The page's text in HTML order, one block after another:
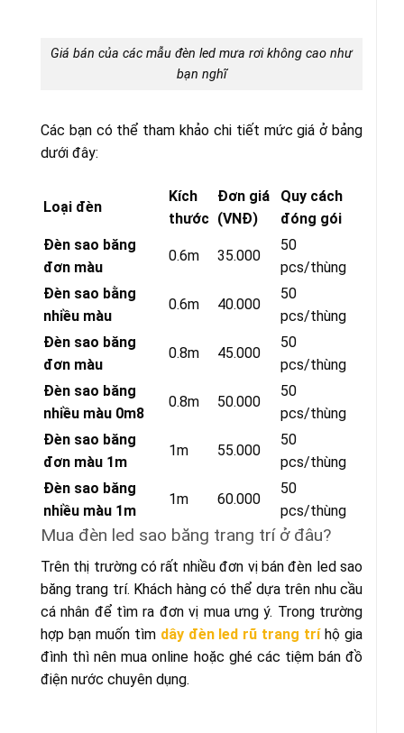
Giá bán của các mẫu đèn led mưa rơi không cao như
bạn nghĩ
Các bạn có thể tham khảo chi tiết mức giá ở bảng
dưới đây:
Loại đèn
Kích
thước
Đơn giá
(VNĐ)
Quy cách
đóng gói
Đèn sao băng
đơn màu
0.6m 35.000
50
pcs/thùng
Đèn sao bằng
nhiều màu
0.6m 40.000
50
pcs/thùng
Đèn sao băng
đơn màu
0.8m 45.000
50
pcs/thùng
Đèn sao băng
nhiều màu 0m8
0.8m 50.000
50
pcs/thùng
Đèn sao băng
đơn màu 1m
1m 55.000
50
pcs/thùng
Đèn sao băng
nhiều màu 1m
1m 60.000
50
pcs/thùng
Mua đèn led sao băng trang trí ở đâu?
Trên thị trường có rất nhiều đơn vị bán đèn led sao
băng trang trí. Khách hàng có thể dựa trên nhu cầu
cá nhân để tìm ra đơn vị mua ưng ý. Trong trường
hợp bạn muốn tìm dây đèn led rũ trang trí hộ gia
đình thì nên mua online hoặc ghé các tiệm bán đồ
điện nước chuyên dụng.